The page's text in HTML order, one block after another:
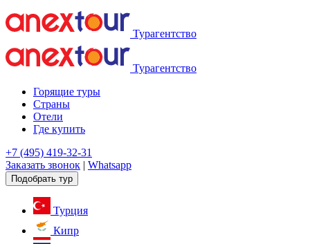
Турагентство
Турагентство
Горящие туры
Страны
Отели
Где купить
+7 (495) 419-32-31
Заказать звонок | Whatsapp
Подобрать тур
Турция
Кипр